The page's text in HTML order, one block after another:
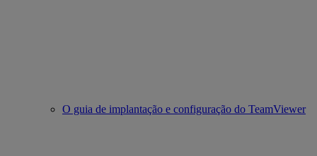
O guia de implantação e configuração do TeamViewer